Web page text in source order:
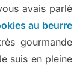
avais parlé
au beurre
gourmande
suis en pleine